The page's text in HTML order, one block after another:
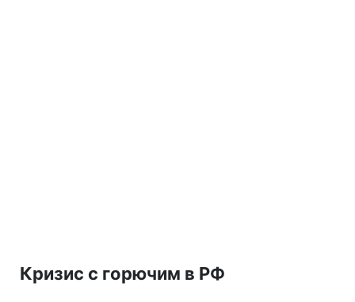
Кризис с горючим в РФ